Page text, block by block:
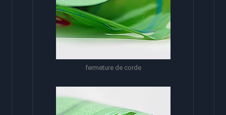
fermeture de corde